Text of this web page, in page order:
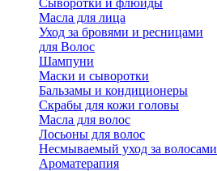
Сыворотки и флюиды
Масла для лица
Уход за бровями и ресницами
для Волос
Шампуни
Маски и сыворотки
Бальзамы и кондиционеры
Скрабы для кожи головы
Масла для волос
Лосьоны для волос
Несмываемый уход за волосами
Ароматерапия